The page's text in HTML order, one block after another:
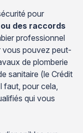
pour
des raccords
professionnel
vous pouvez peut-
de plomberie
sanitaire (le Crédit
pour cela,
qui vous